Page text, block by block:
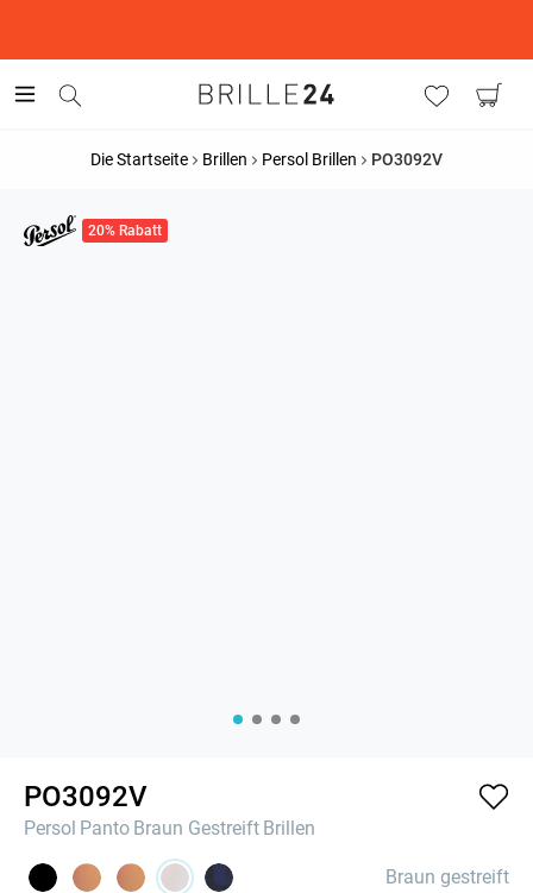
Die Startseite Brillen Persol Brillen PO3092V
20% Rabatt
PO3092V
Persol Panto Braun Gestreift Brillen
Braun gestreift